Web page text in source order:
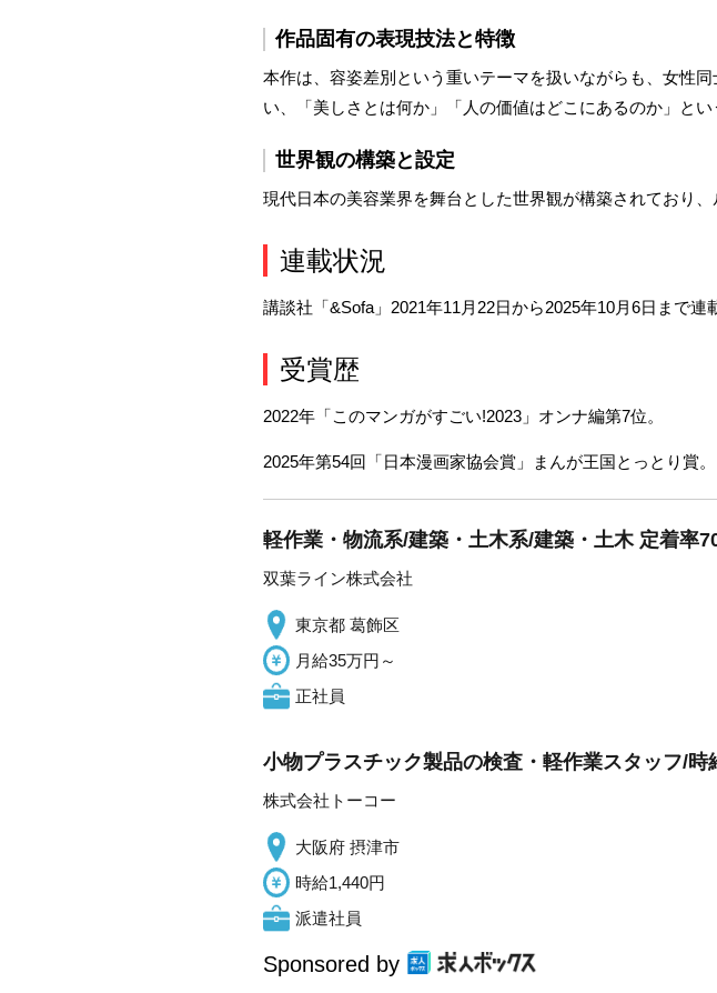
作品固有の表現技法と特徴
本作は、容姿差別という重いテーマを扱いながらも、女性
い、「美しさとは何か」「人の価値はどこにあるのか」と
世界観の構築と設定
現代日本の美容業界を舞台とした世界観が構築されており
連載状況
講談社「&Sofa」2021年11月22日から2025年10月6日まで連
受賞歴
2022年「このマンガがすごい!2023」オンナ編第7位。
2025年第54回「日本漫画家協会賞」まんが王国とっとり賞。
軽作業・物流系/建築・土木系/建築・土木 定着率
双葉ライン株式会社
東京都 葛飾区
月給35万円～
正社員
小物プラスチック製品の検査・軽作業スタッフ/
株式会社トーコー
大阪府 摂津市
時給1,440円
派遣社員
Sponsored by